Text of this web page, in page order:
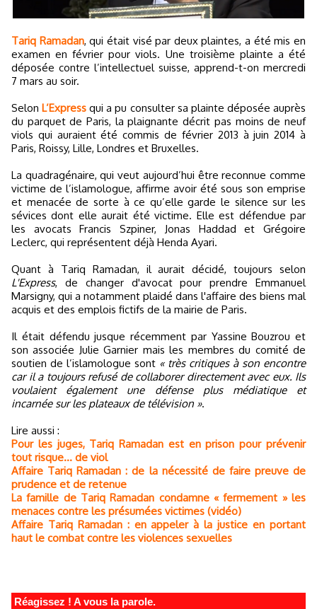
Tariq Ramadan, qui était visé par deux plaintes, a été mis en
examen en février pour viols. Une troisième plainte a été
déposée contre l’intellectuel suisse, apprend-t-on mercredi
7 mars au soir.
Selon L’Express qui a pu consulter sa plainte déposée auprès
du parquet de Paris, la plaignante décrit pas moins de neuf
viols qui auraient été commis de février 2013 à juin 2014 à
Paris, Roissy, Lille, Londres et Bruxelles.
La quadragénaire, qui veut aujourd’hui être reconnue comme
victime de l’islamologue, affirme avoir été sous son emprise
et menacée de sorte à ce qu’elle garde le silence sur les
sévices dont elle aurait été victime. Elle est défendue par
les avocats Francis Szpiner, Jonas Haddad et Grégoire
Leclerc, qui représentent déjà Henda Ayari.
Quant à Tariq Ramadan, il aurait décidé, toujours selon
L'Express, de changer d'avocat pour prendre Emmanuel
Marsigny, qui a notamment plaidé dans l'affaire des biens mal
acquis et des emplois fictifs de la mairie de Paris.
Il était défendu jusque récemment par Yassine Bouzrou et
son associée Julie Garnier mais les membres du comité de
soutien de l’islamologue sont « très critiques à son encontre
car il a toujours refusé de collaborer directement avec eux. Ils
voulaient également une défense plus médiatique et
incarnée sur les plateaux de télévision ».
Lire aussi :
Pour les juges, Tariq Ramadan est en prison pour prévenir
tout risque... de viol
Affaire Tariq Ramadan : de la nécessité de faire preuve de
prudence et de retenue
La famille de Tariq Ramadan condamne « fermement » les
menaces contre les présumées victimes (vidéo)
Affaire Tariq Ramadan : en appeler à la justice en portant
haut le combat contre les violences sexuelles
Réagissez ! A vous la parole.